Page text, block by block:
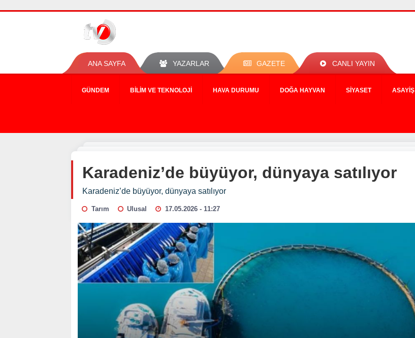
ANA SAYFA YAZARLAR GAZETE CANLI YAYIN
GÜNDEM BILIM VE TEKNOLOJI HAVA DURUMU DOĞA HAYVAN SIYASET ASAYIŞ
Karadeniz’de büyüyor, dünyaya satılıyor
Karadeniz’de büyüyor, dünyaya satılıyor
Tarım Ulusal 17.05.2026 - 11:27